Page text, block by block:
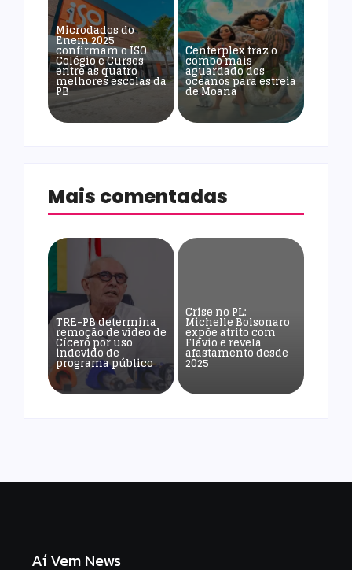
Microdados do
Enem 2025
confirmam o ISO
Colégio e Cursos
entre as quatro
melhores escolas da
PB
Centerplex traz o
combo mais
aguardado dos
oceanos para estreia
de Moana
Mais comentadas
TRE-PB determina
remoção de vídeo de
Cícero por uso
indevido de
programa público
Crise no PL:
Michelle Bolsonaro
expõe atrito com
Flávio e revela
afastamento desde
2025
Aí Vem News